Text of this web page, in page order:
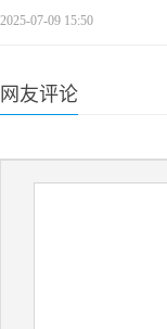
2025-07-09 15:50
网友评论